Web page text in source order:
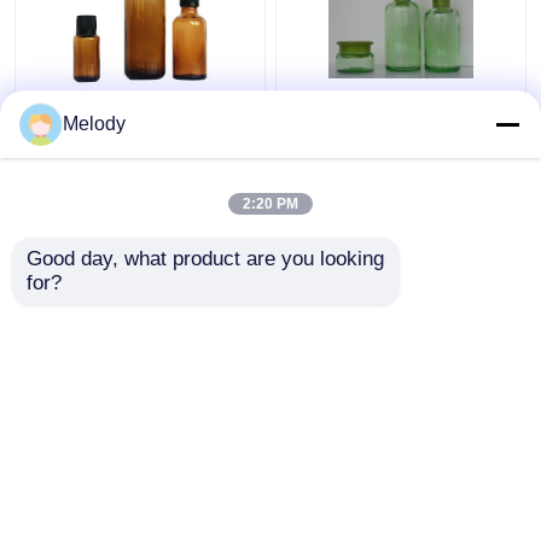
こはく色の精油の帽子
の点滴器との100ml
緑は精油のガラス ビン
50Gを着色した
Melody
2:20 PM
Good day, what product are you looking
for?